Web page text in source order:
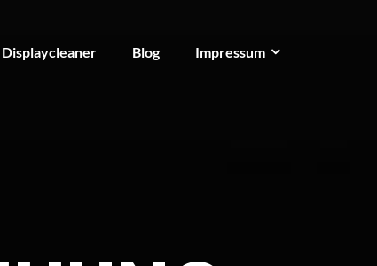
Displaycleaner Blog Impressum